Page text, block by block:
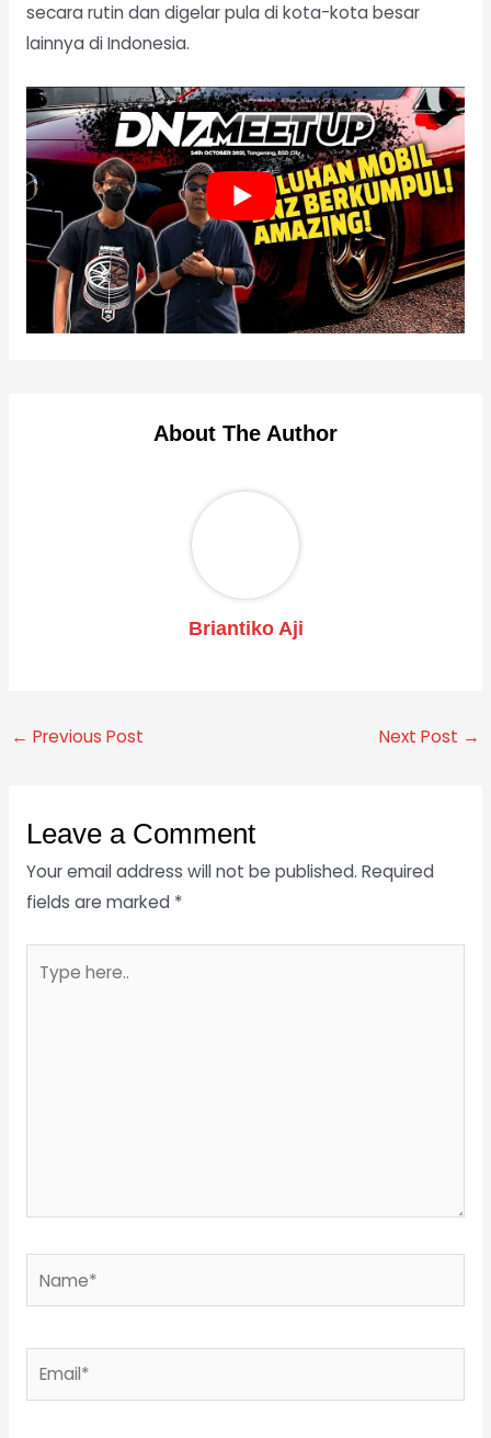
secara rutin dan digelar pula di kota-kota besar
lainnya di Indonesia.
About The Author
Briantiko Aji
← Previous Post Next Post →
Leave a Comment
Your email address will not be published. Required
fields are marked *
here..